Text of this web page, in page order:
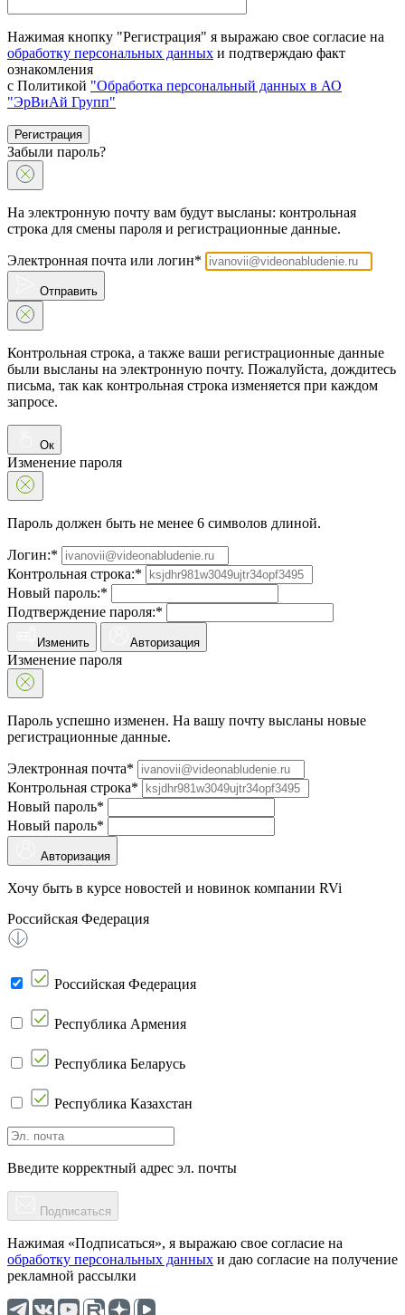
Нажимая кнопку "Регистрация" я выражаю свое согласие на
обработку персональных данных и подтверждаю факт
ознакомления
с Политикой "Обработка персональный данных в АО
"ЭрВиАй Групп"
Регистрация
Забыли пароль?
На электронную почту вам будут высланы: контрольная
строка для смены пароля и регистрационные данные.
Электронная почта или логин*
Отправить
Контрольная строка, а также ваши регистрационные данные
были высланы на электронную почту. Пожалуйста, дождитесь
письма, так как контрольная строка изменяется при каждом
запросе.
Ок
Изменение пароля
Пароль должен быть не менее 6 символов длиной.
Логин:*
Контрольная строка:*
Новый пароль:*
Подтверждение пароля:*
Изменить Авторизация
Изменение пароля
Пароль успешно изменен. На вашу почту высланы новые
регистрационные данные.
Электронная почта*
Контрольная строка*
Новый пароль*
Новый пароль*
Авторизация
Хочу быть в курсе новостей и новинок компании RVi
Российская Федерация
Российская Федерация
Республика Армения
Республика Беларусь
Республика Казахстан
Введите корректный адрес эл. почты
Подписаться
Нажимая «Подписаться», я выражаю свое согласие на
обработку персональных данных и даю согласие на получение
рекламной рассылки